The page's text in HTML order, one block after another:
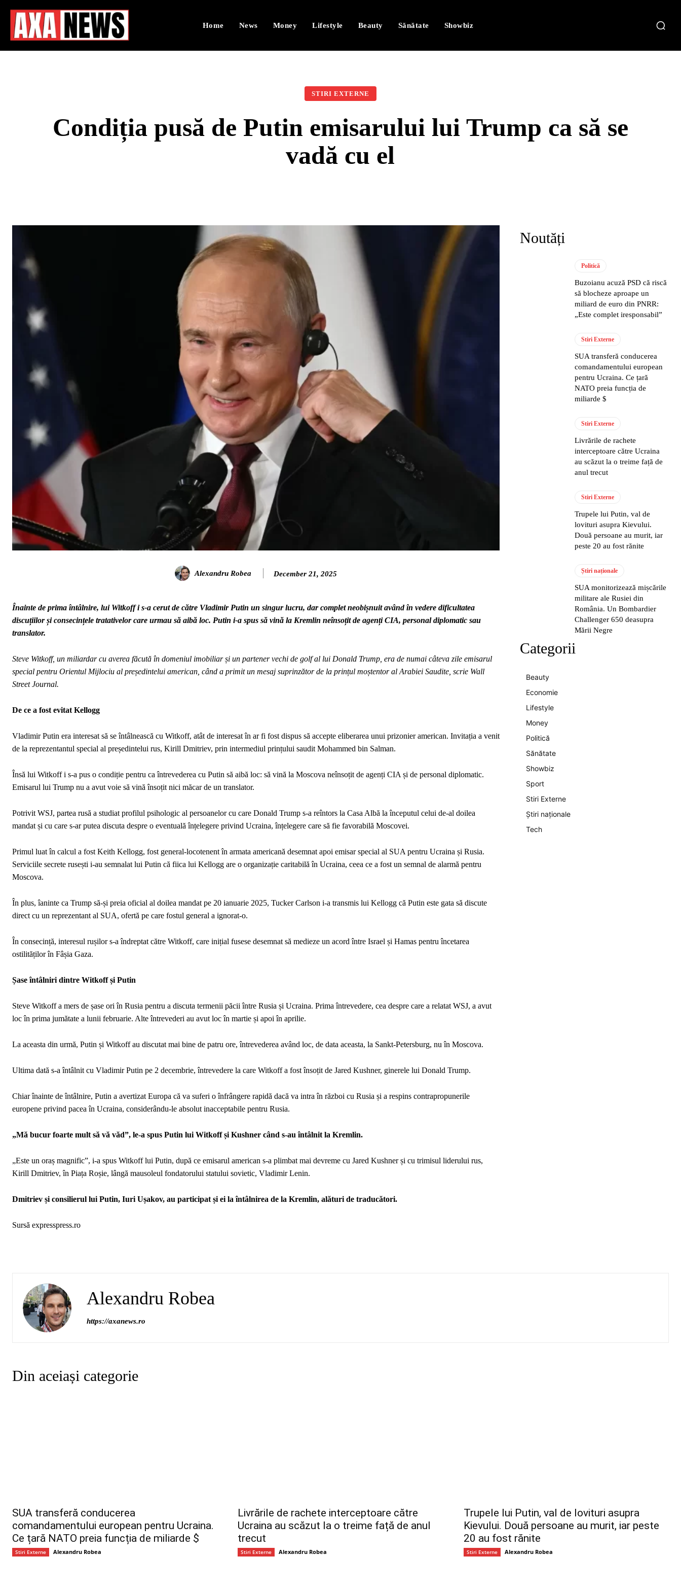
Home News Money Lifestyle Beauty Sănătate Showbiz
STIRI EXTERNE
Condiția pusă de Putin emisarului lui Trump ca să se
vadă cu el
Alexandru Robea December 21, 2025
Înainte de prima întâlnire, lui Witkoff i s-a cerut de către Vladimir Putin un singur lucru, dar complet neobișnuit având în vedere dificultatea
discuțiilor și consecințele tratativelor care urmau să aibă loc. Putin i-a spus să vină la Kremlin neînsoțit de agenți CIA, personal diplomatic sau
translator.
Steve Witkoff, un miliardar cu averea făcută în domeniul imobiliar și un partener vechi de golf al lui Donald Trump, era de numai câteva zile emisarul
special pentru Orientul Mijlociu al președintelui american, când a primit un mesaj suprinzător de la prințul moștentor al Arabiei Saudite, scrie Wall
Street Journal.
De ce a fost evitat Kellogg
Vladimir Putin era interesat să se întâlnească cu Witkoff, atât de interesat în ar fi fost dispus să accepte eliberarea unui prizonier american. Invitația a venit
de la reprezentantul special al președintelui rus, Kirill Dmitriev, prin intermediul prințului saudit Mohammed bin Salman.
Însă lui Witkoff i s-a pus o condiție pentru ca întrevederea cu Putin să aibă loc: să vină la Moscova neînsoțit de agenți CIA și de personal diplomatic.
Emisarul lui Trump nu a avut voie să vină însoțit nici măcar de un translator.
Potrivit WSJ, partea rusă a studiat profilul psihologic al persoanelor cu care Donald Trump s-a reîntors la Casa Albă la începutul celui de-al doilea
mandat și cu care s-ar putea discuta despre o eventuală înțelegere privind Ucraina, înțelegere care să fie favorabilă Moscovei.
Primul luat în calcul a fost Keith Kellogg, fost general-locotenent în armata americană desemnat apoi emisar special al SUA pentru Ucraina și Rusia.
Serviciile secrete rusești i-au semnalat lui Putin că fiica lui Kellogg are o organizație caritabilă în Ucraina, ceea ce a fost un semnal de alarmă pentru
Moscova.
În plus, îaninte ca Trump să-și preia oficial al doilea mandat pe 20 ianuarie 2025, Tucker Carlson i-a transmis lui Kellogg că Putin este gata să discute
direct cu un reprezentant al SUA, ofertă pe care fostul general a ignorat-o.
În consecință, interesul rușilor s-a îndreptat către Witkoff, care inițial fusese desemnat să medieze un acord între Israel și Hamas pentru încetarea
ostilităților în Fâșia Gaza.
Șase întâlniri dintre Witkoff și Putin
Steve Witkoff a mers de șase ori în Rusia pentru a discuta termenii păcii între Rusia și Ucraina. Prima întrevedere, cea despre care a relatat WSJ, a avut
loc în prima jumătate a lunii februarie. Alte întrevederi au avut loc în martie și apoi în aprilie.
La aceasta din urmă, Putin și Witkoff au discutat mai bine de patru ore, întrevederea având loc, de data aceasta, la Sankt-Petersburg, nu în Moscova.
Ultima dată s-a întâlnit cu Vladimir Putin pe 2 decembrie, întrevedere la care Witkoff a fost însoțit de Jared Kushner, ginerele lui Donald Trump.
Chiar înainte de întâlnire, Putin a avertizat Europa că va suferi o înfrângere rapidă dacă va intra în război cu Rusia și a respins contrapropunerile
europene privind pacea în Ucraina, considerându-le absolut inacceptabile pentru Rusia.
„Mă bucur foarte mult să vă văd”, le-a spus Putin lui Witkoff și Kushner când s-au întâlnit la Kremlin.
„Este un oraș magnific”, i-a spus Witkoff lui Putin, după ce emisarul american s-a plimbat mai devreme cu Jared Kushner și cu trimisul liderului rus,
Kirill Dmitriev, în Piața Roșie, lângă mausoleul fondatorului statului sovietic, Vladimir Lenin.
Dmitriev și consilierul lui Putin, Iuri Ușakov, au participat și ei la întâlnirea de la Kremlin, alături de traducători.
Sursă expresspress.ro
Noutăți
Politică
Buzoianu acuză PSD că riscă
să blocheze aproape un
miliard de euro din PNRR:
„Este complet iresponsabil”
Stiri Externe
SUA transferă conducerea
comandamentului european
pentru Ucraina. Ce țară
NATO preia funcția de
miliarde $
Stiri Externe
Livrările de rachete
interceptoare către Ucraina
au scăzut la o treime față de
anul trecut
Stiri Externe
Trupele lui Putin, val de
lovituri asupra Kievului.
Două persoane au murit, iar
peste 20 au fost rănite
Știri naționale
SUA monitorizează mișcările
militare ale Rusiei din
România. Un Bombardier
Challenger 650 deasupra
Mării Negre
Categorii
Beauty
Economie
Lifestyle
Money
Politică
Sănătate
Showbiz
Sport
Stiri Externe
Știri naționale
Tech
Alexandru Robea
https://axanews.ro
Din aceiași categorie
SUA transferă conducerea
comandamentului european pentru Ucraina.
Ce țară NATO preia funcția de miliarde $
Stiri Externe Alexandru Robea
Livrările de rachete interceptoare către
Ucraina au scăzut la o treime față de anul
trecut
Stiri Externe Alexandru Robea
Trupele lui Putin, val de lovituri asupra
Kievului. Două persoane au murit, iar peste
20 au fost rănite
Stiri Externe Alexandru Robea